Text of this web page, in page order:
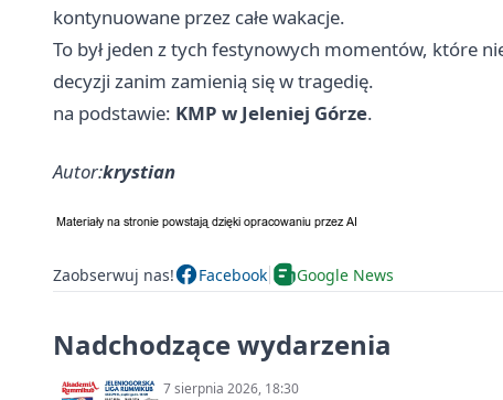
kontynuowane przez całe wakacje.
To był jeden z tych festynowych momentów, które
decyzji zanim zamienią się w tragedię.
na podstawie: KMP w Jeleniej Górze.
Autor:krystian
Zaobserwuj nas! Facebook Google News
Nadchodzące wydarzenia
7 sierpnia 2026, 18:30